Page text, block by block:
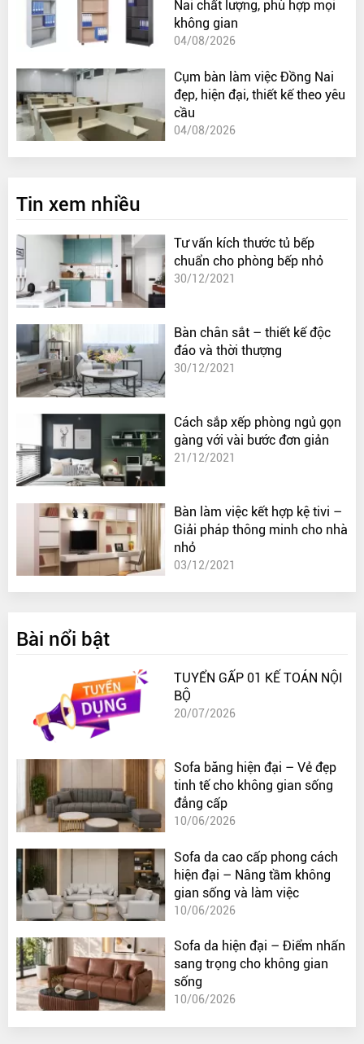
Nai chất lượng, phù hợp mọi
không gian
04/08/2026
Cụm bàn làm việc Đồng Nai
đẹp, hiện đại, thiết kế theo yêu
cầu
04/08/2026
Tin xem nhiều
Tư vấn kích thước tủ bếp
chuẩn cho phòng bếp nhỏ
30/12/2021
Bàn chân sắt – thiết kế độc
đáo và thời thượng
30/12/2021
Cách sắp xếp phòng ngủ gọn
gàng với vài bước đơn giản
21/12/2021
Bàn làm việc kết hợp kệ tivi –
Giải pháp thông minh cho nhà
nhỏ
03/12/2021
Bài nổi bật
TUYỂN GẤP 01 KẾ TOÁN NỘI
BỘ
20/07/2026
Sofa băng hiện đại – Vẻ đẹp
tinh tế cho không gian sống
đẳng cấp
10/06/2026
Sofa da cao cấp phong cách
hiện đại – Nâng tầm không
gian sống và làm việc
10/06/2026
Sofa da hiện đại – Điểm nhấn
sang trọng cho không gian
sống
10/06/2026